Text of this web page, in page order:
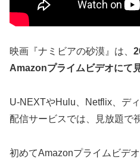
映画『ナミビアの砂漠』は、
Amazonプライムビデオにて
U-NEXTやHulu、Netflix、デ
配信サービスでは、見放題で
初めてAmazonプライムビデ